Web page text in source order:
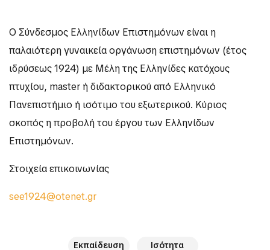
Ο Σύνδεσμος Ελληνίδων Επιστημόνων είναι η
παλαιότερη γυναικεία οργάνωση επιστημόνων (έτος
ιδρύσεως 1924) με Μέλη της Ελληνίδες κατόχους
πτυχίου, master ή διδακτορικού από Ελληνικό
Πανεπιστήμιο ή ισότιμο του εξωτερικού. Κύριος
σκοπός η προβολή του έργου των Ελληνίδων
Επιστημόνων.
Στοιχεία επικοινωνίας
see1924@otenet.gr
Εκπαίδευση
Ισότητα